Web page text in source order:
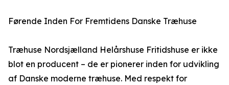
Førende Inden For Fremtidens Danske Træhuse
Træhuse Nordsjælland Helårshuse Fritidshuse er ikke
blot en producent – de er pionerer inden for udvikling
af Danske moderne træhuse. Med respekt for